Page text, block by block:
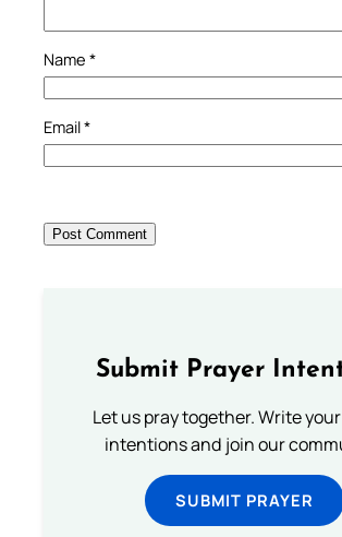
Name *
Email*
Submit Prayer
Let us pray together. Write
intentions and join our
SUBMIT PRAYER